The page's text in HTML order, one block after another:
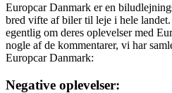
Europcar Danmark er en
bred vifte af biler til leje i hele
egentlig om deres oplevelser med
nogle af de kommentarer, vi har
Europcar Danmark:
Negative oplevelser: